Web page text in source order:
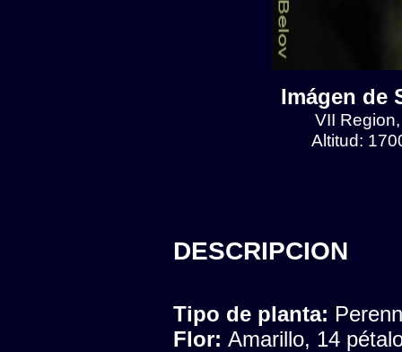
Imágen de
VII
Altitud:
DESCRIPCION
Tipo de planta:
Flor: Amarillo, 14